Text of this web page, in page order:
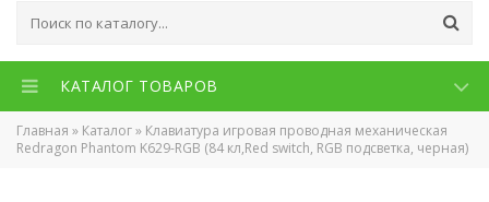
КАТАЛОГ ТОВАРОВ
Главная » Каталог» Клавиатура игровая проводная механическая
Redragon Phantom K629-RGB (84 кл,Red switch, RGB подсветка, черная)